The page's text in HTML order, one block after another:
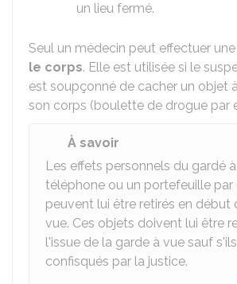
un lieu fermé.
Seul un médecin peut effectuer une
le corps. Elle est utilisée si le
est soupçonné de cacher un objet
son corps (boulette de drogue par
À savoir
Les effets personnels du gardé
téléphone ou un portefeuille par
peuvent lui être retirés en début
vue. Ces objets doivent lui être
l'issue de la garde à vue sauf
confisqués par la justice.